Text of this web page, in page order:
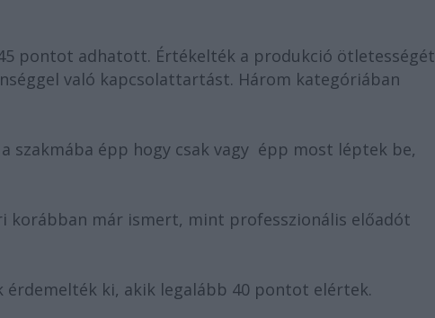
pontot adhatott. Értékelték a produkció ötletességét
való kapcsolattartást. Három kategóriában
szakmába épp hogy csak vagy épp most léptek be,
korábban már ismert, mint professzionális előadót
érdemelték ki, akik legalább 40 pontot elértek.